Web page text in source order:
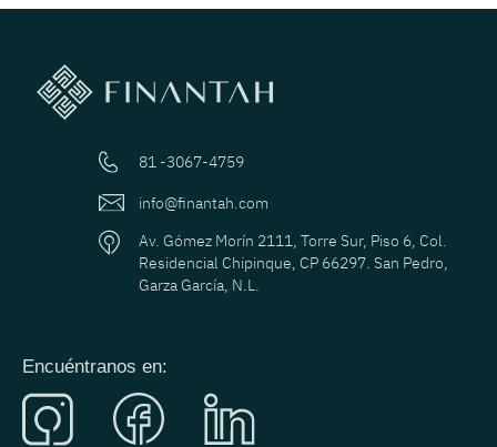
81 -3067-4759
info@finantah.com
Av. Gómez Morín 2111, Torre Sur, Piso 6, Col.
Residencial Chipinque, CP 66297. San Pedro,
Garza García, N.L.
Encuéntranos en: